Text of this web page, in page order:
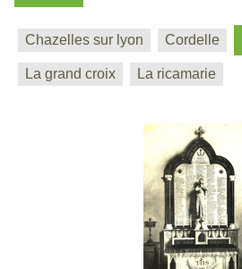
Autres
Thèmes
Chazelles sur lyon Cordelle
La grand croix La ricamarie